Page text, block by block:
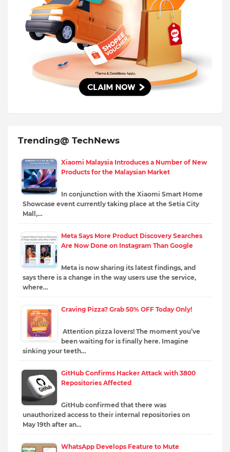
Trending@ TechNews
Xiaomi Malaysia Introduces a Number of New
Products for the Malaysian Market
In conjunction with the Xiaomi Smart Home
Showcase event currently taking place at the Setia City
Mall,…
Meta Says More Product Discovery Searches
Are Now Done on Instagram Than Google
Meta is now sharing its latest findings, and
says there is a change in the way users use the service,
where…
Craving Pizza? Grab 50% OFF Today Only!
Attention pizza lovers! The moment you’ve
been waiting for is finally here. Imagine
sinking your teeth…
GitHub Confirms Hacker Attack with 3800
Repositories Affected
GitHub confirmed that there was
unauthorized access to their internal repositories on
May 19th after an…
WhatsApp Develops Feature to Mute